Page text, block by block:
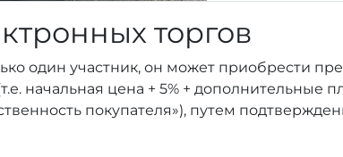
торгов
один участник, он может приобрести
начальная цена + 5% + дополнительные
покупателя»), путем